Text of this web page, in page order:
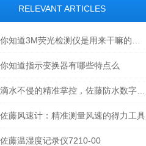
RELEVANT ARTICLES
你知道指示变换器有哪些特点么
佐藤风速计：精准测量风速的得力工具
佐藤温湿度记录仪7210-00